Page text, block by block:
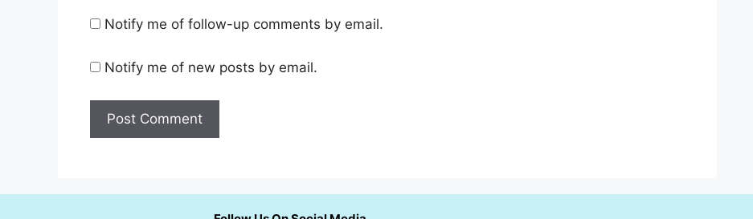
Notify me of follow-up comments by email.
Notify me of new posts by email.